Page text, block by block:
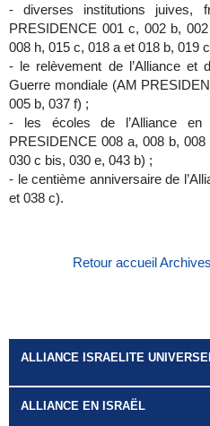
-diverses institutions juives,
PRESIDENCE 001 c, 002 b,
008 h, 015 c, 018 a et 018 b, 019
- le relèvement de l’Alliance et
Guerre mondiale (AM
005 b, 037 f) ;
- les écoles de l’Alliance
PRESIDENCE 008 a, 008 b,
030 c bis, 030 e, 043 b) ;
- le centième anniversaire de
et 038 c).
Retour accueil Archives
ALLIANCE ISRAELITE
ALLIANCE EN ISRAËL